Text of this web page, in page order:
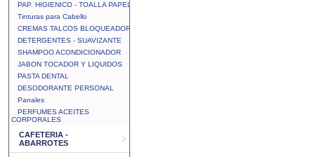
PAP. HIGIENICO - TOALLA PAPEL
Tinturas para Cabello
CREMAS TALCOS BLOQUEADOR
DETERGENTES - SUAVIZANTE
SHAMPOO ACONDICIONADOR
JABON TOCADOR Y LIQUIDOS
PASTA DENTAL
DESODORANTE PERSONAL
Panales
PERFUMES ACEITES
CORPORALES
CAFETERIA -
ABARROTES